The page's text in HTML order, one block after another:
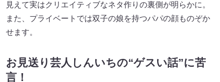
見えて実はクリエイティブなネタ作りの裏側が明らかに。
また、プライベートでは双子の娘を持つパパの顔ものぞか
せます。
お見送り芸人しんいちの“ゲスい話”に苦
言！